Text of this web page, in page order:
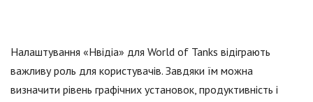
Налаштування «Нвідіа» для World of Tanks відіграють
важливу роль для користувачів. Завдяки їм можна
визначити рівень графічних установок, продуктивність і